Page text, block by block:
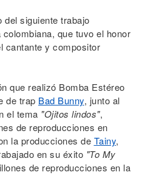
siguiente trabajo
que tuvo el honor
cantante y compositor
que realizó Bomba Estéreo
de trap Bad Bunny, junto al
el tema "Ojitos lindos",
de reproducciones en
la producciones de Tainy,
en su éxito "To My
de reproducciones en la